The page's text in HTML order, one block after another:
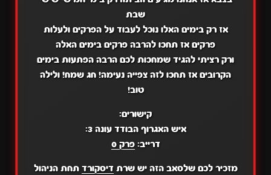
שבת
אז רק בימים האלו נוכל לעבוד על הפרקים ולעלות
פרקים אז תחכו להרבה פרקים בימים האלה
ורק רציתי להגיד שמחכות לכם הרבה הפתעות בימים
הקרובים אז תחכו לזה צפייה נעימה! חג שמח! ולילה
טוב!
קישורים:
איש האגרוף הבודד עונה 3:
דרייב:פרק 0
מזכיר לכם שלסאב הזה יש שרת דיסקורד תחת הניהול